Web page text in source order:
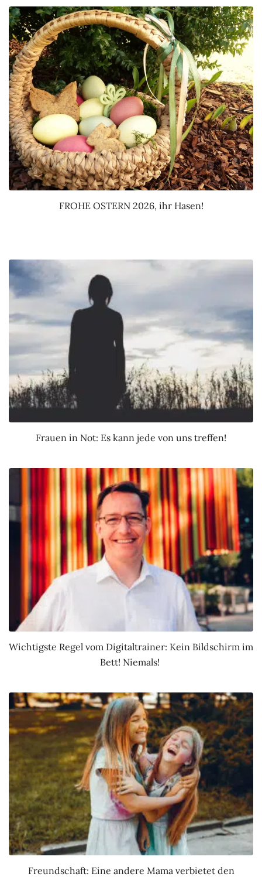
FROHE OSTERN 2026, ihr Hasen!
Frauen in Not: Es kann jede von uns treffen!
Wichtigste Regel vom Digitaltrainer: Kein Bildschirm im
Bett! Niemals!
Freundschaft: Eine andere Mama verbietet den